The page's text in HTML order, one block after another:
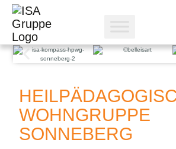
WOHNGRUPPE
SONNEBERG